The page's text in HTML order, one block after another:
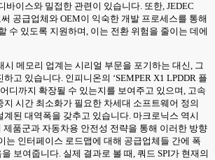
바이스와 밀접한 관련이 있습니다. 또한, JEDEC
공급업체와 OEM이 익숙한 개발 프로세스를 통해
수 있도록 지원하며, 이는 전환 위험을 줄이는 데에
시 메모리 업계는 시리얼 부문을 포기하는 대신, 그
고 있습니다. 인피니온의 ‘SEMPER X1 LPDDR 플
디까지 확장될 수 있는지를 보여주고 있으며, 고속
시간 최소화가 필요한 차세대 소프트웨어 정의
계된 대역폭을 갖추고 있습니다. 마크로닉스 역시
제품군과 자동차용 안전성 전략을 통해 이러한 방향
는 인터페이스 로드맵에 대해 공급업체들 간에 폭
보여줍니다. 실제 결과로 볼 때, 쿼드 SPI가 현재의